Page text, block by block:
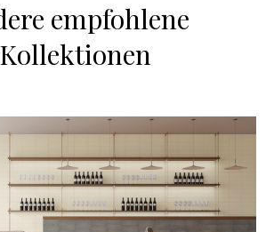
empfohlene
Kollektionen